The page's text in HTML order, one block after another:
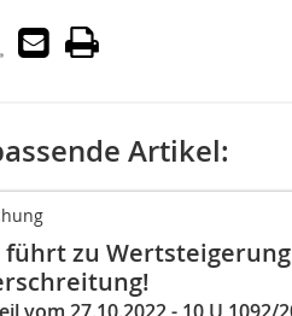
Artikel:
zu